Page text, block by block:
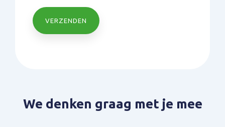
We denken graag met je mee